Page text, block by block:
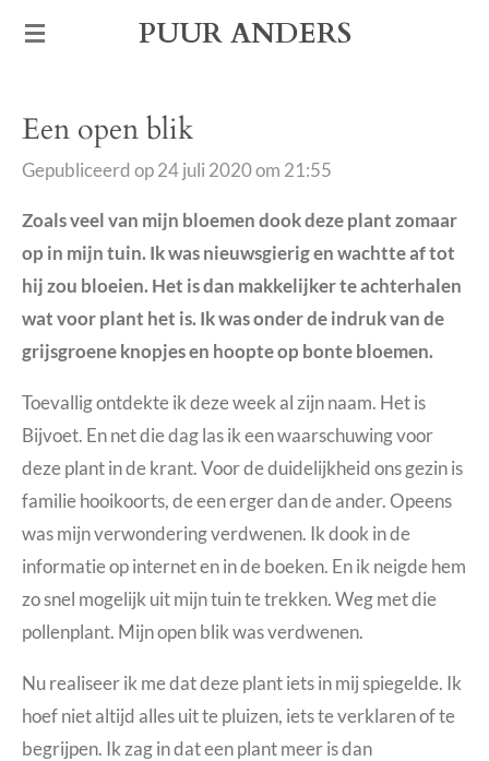
Ga
de
PUUR ANDERS
Een open blik
Gepubliceerd op 24 juli 2020 om 21:55
Zoals veel van mijn bloemen dook deze plant zomaar
op in mijn tuin. Ik was nieuwsgierig en wachtte af tot
hij zou bloeien. Het is dan makkelijker te achterhalen
wat voor plant het is. Ik was onder de indruk van de
grijsgroene knopjes en hoopte op bonte bloemen.
Toevallig ontdekte ik deze week al zijn naam. Het is
Bijvoet. En net die dag las ik een waarschuwing voor
deze plant in de krant. Voor de duidelijkheid ons gezin is
familie hooikoorts, de een erger dan de ander. Opeens
was mijn verwondering verdwenen. Ik dook in de
informatie op internet en in de boeken. En ik neigde hem
zo snel mogelijk uit mijn tuin te trekken. Weg met die
pollenplant. Mijn open blik was verdwenen.
Nu realiseer ik me dat deze plant iets in mij spiegelde. Ik
hoef niet altijd alles uit te pluizen, iets te verklaren of te
begrijpen. Ik zag in dat een plant meer is dan